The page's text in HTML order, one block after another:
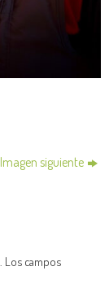
Imagen siguiente
Los campos